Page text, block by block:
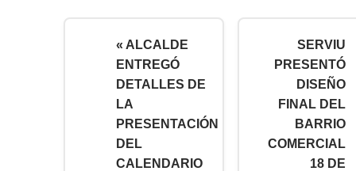
« ALCALDE
ENTREGÓ
DETALLES DE
LA
PRESENTACIÓN
DEL
CALENDARIO
SERVIU
PRESENTÓ
DISEÑO
FINAL DEL
BARRIO
COMERCIAL
18 DE